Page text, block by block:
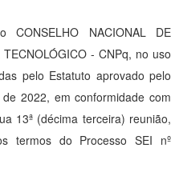
NACIONAL DE
- CNPq, no uso
pelo Estatuto aprovado pelo
2022, em conformidade com
13ª (décima terceira) reunião,
termos do Processo SEI nº